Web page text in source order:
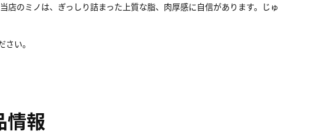
のミノは、ぎっしり詰まった上質な脂、肉厚感に自信があります。じゅ
い。
情報